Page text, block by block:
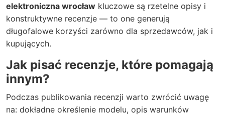
elektroniczna wrocław kluczowe są rzetelne opisy i
konstruktywne recenzje — to one generują
długofalowe korzyści zarówno dla sprzedawców, jak i
kupujących.
Jak pisać recenzje, które pomagają
innym?
Podczas publikowania recenzji warto zwrócić uwagę
na: dokładne określenie modelu, opis warunków